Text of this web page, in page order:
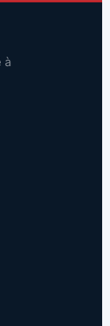
à